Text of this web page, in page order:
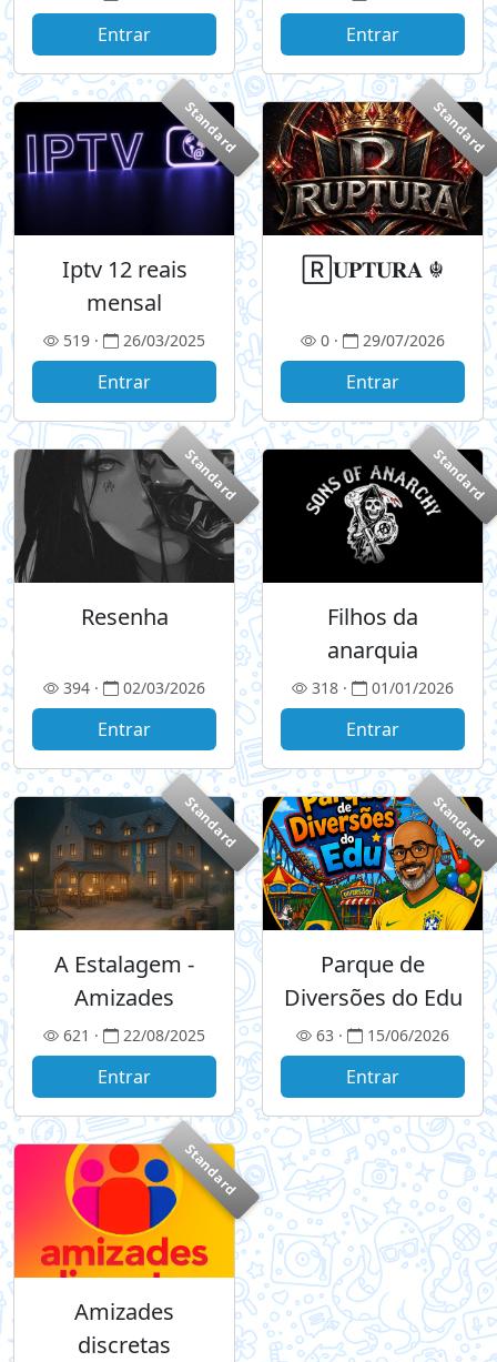
Entrar Entrar
Standard
Iptv 12 reais
mensal
519 · 26/03/2025
Entrar
Standard
🅁𝐔𝐏𝐓𝐔𝐑𝐀 ☬
0 · 29/07/2026
Entrar
Standard
Resenha
394 · 02/03/2026
Entrar
Standard
Filhos da
anarquia
318 · 01/01/2026
Entrar
Standard
A Estalagem -
Amizades
621 · 22/08/2025
Entrar
Standard
Parque de
Diversões do Edu
63 · 15/06/2026
Entrar
Standard
Amizades
discretas